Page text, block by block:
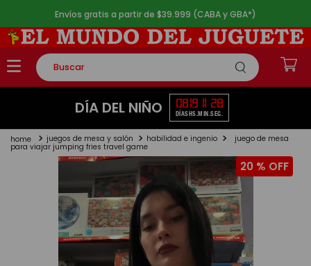
Envíos gratis a partir de $39.999 (CABA y GBA*)
Buscar
TÉRMINOS MÁS BUSCADOS
2.
lego
monopatin
toy story
DÍA DEL NIÑO 08
DÍAS
19
HS.
11
MIN.
28
SEG.
juegos de mesa y salón habilidad e ingenio juego de mesa
para viajar jumping fries travel game
20 %